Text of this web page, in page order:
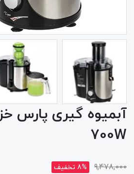
آبمیوه گیری پارس
700W
9,478,000 8% تخفیف